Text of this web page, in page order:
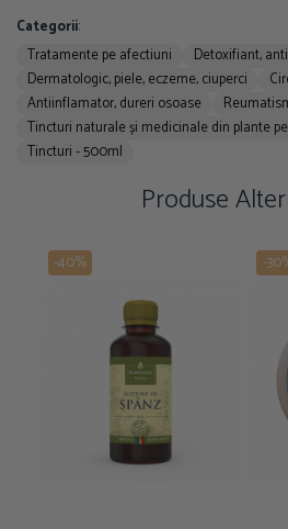
Categorii:
Tratamente pe afectiuni
Detoxifiant,
Dermatologic, piele, eczeme, ciuperci
Antiinflamator, dureri osoase
Tincturi naturale și medicinale din plante
Tincturi - 500ml
Produse
-40% -